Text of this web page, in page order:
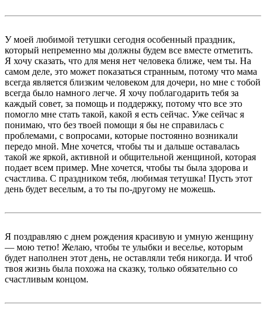
У моей любимой тетушки сегодня особенный праздник,
который непременно мы должны будем все вместе отметить.
Я хочу сказать, что для меня нет человека ближе, чем ты. На
самом деле, это может показаться странным, потому что мама
всегда является близким человеком для дочери, но мне с тобой
всегда было намного легче. Я хочу поблагодарить тебя за
каждый совет, за помощь и поддержку, потому что все это
помогло мне стать такой, какой я есть сейчас. Уже сейчас я
понимаю, что без твоей помощи я бы не справилась с
проблемами, с вопросами, которые постоянно возникали
передо мной. Мне хочется, чтобы ты и дальше оставалась
такой же яркой, активной и общительной женщиной, которая
подает всем пример. Мне хочется, чтобы ты была здорова и
счастлива. С праздником тебя, любимая тетушка! Пусть этот
день будет веселым, а то ты по-другому не можешь.
Я поздравляю с днем рождения красивую и умную женщину
— мою тетю! Желаю, чтобы те улыбки и веселье, которым
будет наполнен этот день, не оставляли тебя никогда. И чтоб
твоя жизнь была похожа на сказку, только обязательно со
счастливым концом.